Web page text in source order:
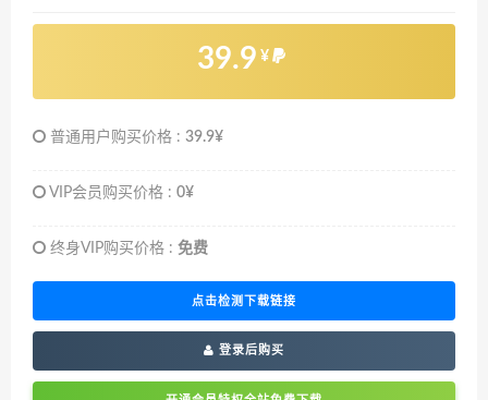
39.9 ¥
普通用户购买价格 : 39.9¥
VIP会员购买价格 : 0¥
终身VIP购买价格 : 免费
点击检测下载链接
登录后购买